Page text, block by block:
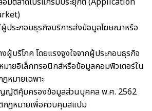
ประกอบธุรกิจบริการส่งข้อมูลโฆษณาหรือ
ผู้บริโภค โดยแรงจูงใจจากผู้ประกอบธุรกิจ
ายอิเล็กทรอนิกส์หรือข้อมูลคอมพิวเตอร์ใน
หมายเฉพาะ
ญัติคุ้มครองข้อมูลส่วนบุคคล พ.ศ. 2562
ฎหมายเพื่อควบคุมสแปม